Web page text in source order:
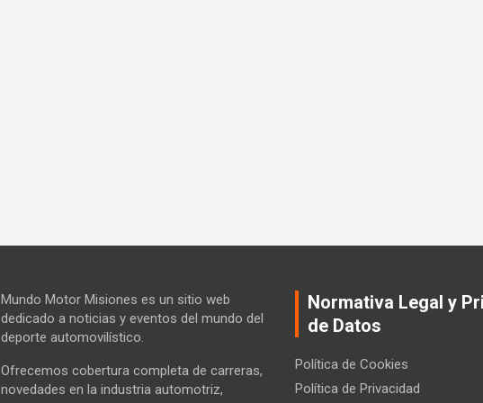
Mundo Motor Misiones es un sitio web
dedicado a noticias y eventos del mundo del
deporte automovilístico.
Ofrecemos cobertura completa de carreras,
novedades en la industria automotriz,
Normativa Legal y
de Datos
Política de Cookies
Política de Privacidad